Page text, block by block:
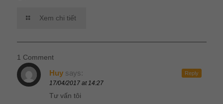
Xem chi tiết
1 Comment
Huy says:
17/04/2017 at 14:27
Tư vấn tôi
Reply